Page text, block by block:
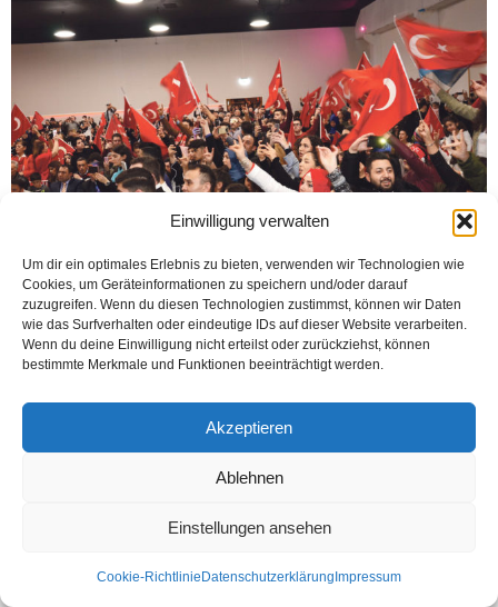
Einwilligung verwalten
Um dir ein optimales Erlebnis zu bieten, verwenden wir Technologien wie
Cookies, um Geräteinformationen zu speichern und/oder darauf
zuzugreifen. Wenn du diesen Technologien zustimmst, können wir Daten
wie das Surfverhalten oder eindeutige IDs auf dieser Website verarbeiten.
Wenn du deine Einwilligung nicht erteilst oder zurückziehst, können
bestimmte Merkmale und Funktionen beeinträchtigt werden.
Akzeptieren
Ablehnen
Einstellungen ansehen
Cookie-Richtlinie Datenschutzerklärung Impressum
STEINHAGEN (Öztürk) Bielefeld Ülkü Ocağı 40. yılını sanatçı Mustafa
Yıldızdoğan’ın katılımı ile Aşk Olsun düğün salonunda kutladı. Kutlamaya Türk
Federasyon genel başkanı Şentürk Doğruyol’da katılarak bir...
Datenschutzerklärung